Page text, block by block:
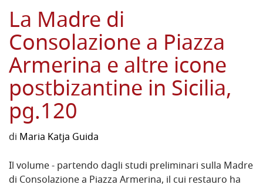
La Madre di
Consolazione a Piazza
Armerina e altre icone
postbizantine in Sicilia,
pg.120
di Maria Katja Guida
Il volume - partendo dagli studi preliminari sulla Madre
di Consolazione a Piazza Armerina, il cui restauro ha